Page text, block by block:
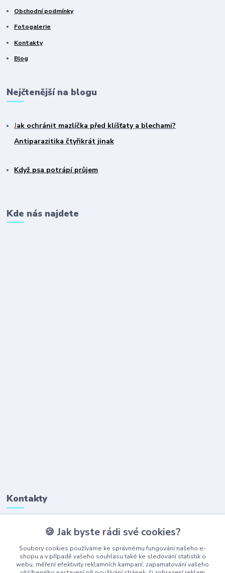
Obchodní podmínky
Fotogalerie
Kontakty
Blog
Nejčtenější na blogu
Jak ochránit mazlíčka před klíšťaty a blechami?
Antiparazitika čtyřikrát jinak
Když psa potrápí průjem
Kde nás najdete
Kontakty
+420 777 323 641
(Po-Pá, 8-16 hod.)
obchod@ajaxshop.cz
🍪 Jak byste rádi své cookies?
Soubory cookies používáme ke správnému fungování našeho e-
shopu a v případě vašeho souhlasu také ke sledování statistik o
webu, měření efektivity reklamních kampaní, zapamatování vašeho